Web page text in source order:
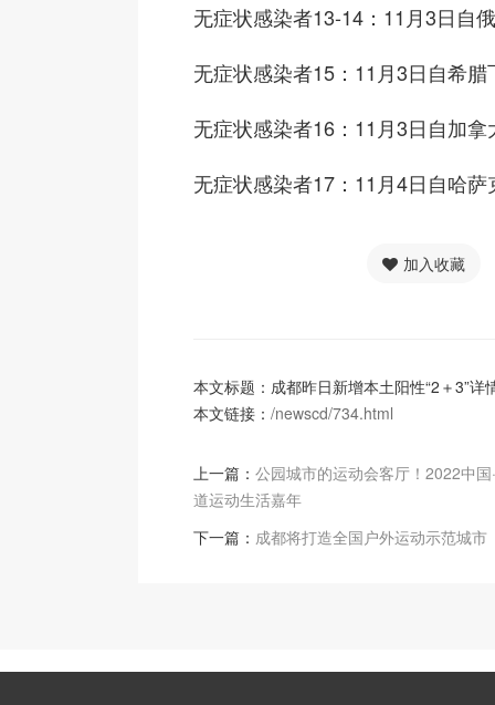
无症状感染者13-14：11月3日自
无症状感染者15：11月3日自希腊
无症状感染者16：11月3日自加
无症状感染者17：11月4日自哈
加入收藏
本文标题：成都昨日新增本土阳性“2＋3”详
本文链接： /newscd/734.html
上一篇： 公园城市的运动会客厅！2022中国
道运动生活嘉年
下一篇： 成都将打造全国户外运动示范城市